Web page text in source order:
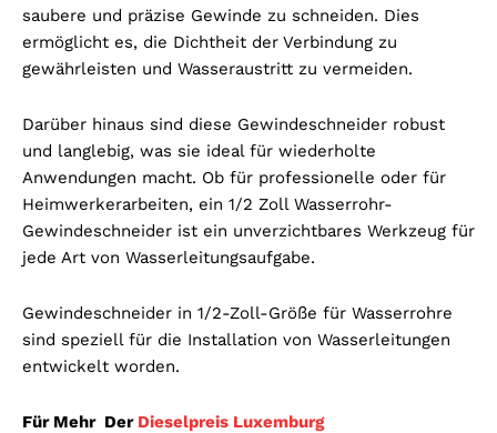
saubere und präzise Gewinde zu schneiden. Dies
ermöglicht es, die Dichtheit der Verbindung zu
gewährleisten und Wasseraustritt zu vermeiden.
Darüber hinaus sind diese Gewindeschneider robust
und langlebig, was sie ideal für wiederholte
Anwendungen macht. Ob für professionelle oder für
Heimwerkerarbeiten, ein 1/2 Zoll Wasserrohr-
Gewindeschneider ist ein unverzichtbares Werkzeug für
jede Art von Wasserleitungsaufgabe.
Gewindeschneider in 1/2-Zoll-Größe für Wasserrohre
sind speziell für die Installation von Wasserleitungen
entwickelt worden.
Für Mehr Der Dieselpreis Luxemburg